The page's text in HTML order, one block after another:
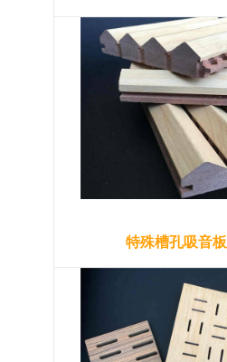
特殊槽孔吸音板